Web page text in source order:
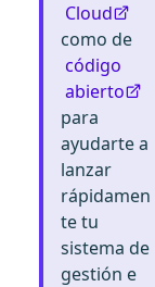
Cloud
como de
código
abierto
para
ayudarte a
lanzar
rápidamen
te tu
sistema de
gestión e